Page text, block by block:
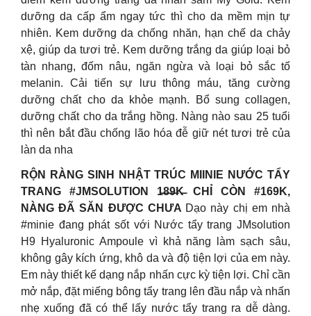
dưỡng da cấp ẩm ngay tức thì cho da mềm mịn tự
nhiên. Kem dưỡng da chống nhăn, hạn chế da chảy
xệ, giúp da tươi trẻ. Kem dưỡng trắng da giúp loại bỏ
tàn nhang, đốm nâu, ngăn ngừa và loại bỏ sắc tố
melanin. Cải tiến sự lưu thông máu, tăng cường
dưỡng chất cho da khỏe mạnh. Bổ sung collagen,
dưỡng chất cho da trắng hồng. Nàng nào sau 25 tuổi
thì nên bắt đầu chống lão hóa đễ giữ nét tươi trẻ của
làn da nha
RỘN RÀNG SINH NHẬT TRÚC MIINIE NƯỚC TẨY
TRANG #JMSOLUTION 1̶8̶9̶K̶ CHỈ CÒN #169K,
NÀNG ĐÃ SĂN ĐƯỢC CHƯA Dạo này chị em nhà
#minie đang phát sốt với Nước tẩy trang JMsolution
H9 Hyaluronic Ampoule vì khả năng làm sạch sâu,
không gây kích ứng, khô da và độ tiện lợi của em này.
Em này thiết kế dạng nắp nhấn cực kỳ tiện lợi. Chỉ cần
mở nắp, đặt miếng bông tẩy trang lên đầu nắp và nhấn
nhẹ xuống đã có thể lấy nước tẩy trang ra dễ dàng.